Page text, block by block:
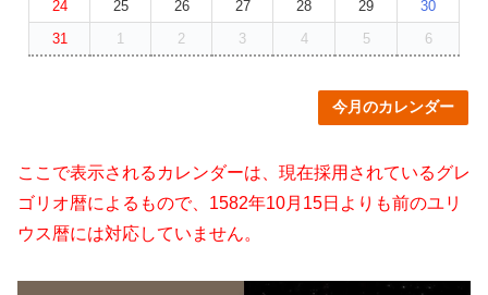
24
25 26 27 28 29
30
31
1 2 3 4 5 6
今月のカレンダー
ここで表示されるカレンダーは、現在採用されているグレ
ゴリオ暦によるもので、1582年10月15日よりも前のユリ
ウス暦には対応していません。